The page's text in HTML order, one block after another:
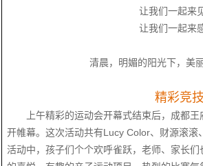
让我们一起来见证难得
让我们一起来感受运动
清晨，明媚的阳光下，美丽的王府
精彩竞技 亲
上午精彩的运动会开幕式结束后，成都
开帷幕。这次活动共有Lucy Color、财源滚
活动中，孩子们个个欢呼雀跃，老师、家长